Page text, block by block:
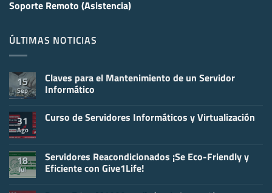
Soporte Remoto (Asistencia)
ÚLTIMAS NOTICIAS
15
Sep
Claves para el Mantenimiento de un Servidor
Informático
comentarios
Mantenimiento
de
un
31
Ago
Curso de Servidores Informáticos y Virtualización
en
Curso
de
18
Jul
Servidores Reacondicionados ¡Se Eco-Friendly y
Eficiente con Give1Life!